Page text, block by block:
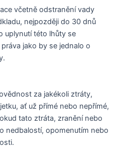
včetně odstranění vady
nejpozději do 30 dnů
uplynutí této lhůty se
jako by se jednalo o
za jakékoli ztráty,
ať už přímé nebo nepřímé,
tato ztráta, zranění nebo
nedbalostí, opomenutím nebo